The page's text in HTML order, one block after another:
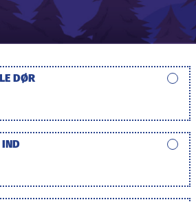
DØR
IND